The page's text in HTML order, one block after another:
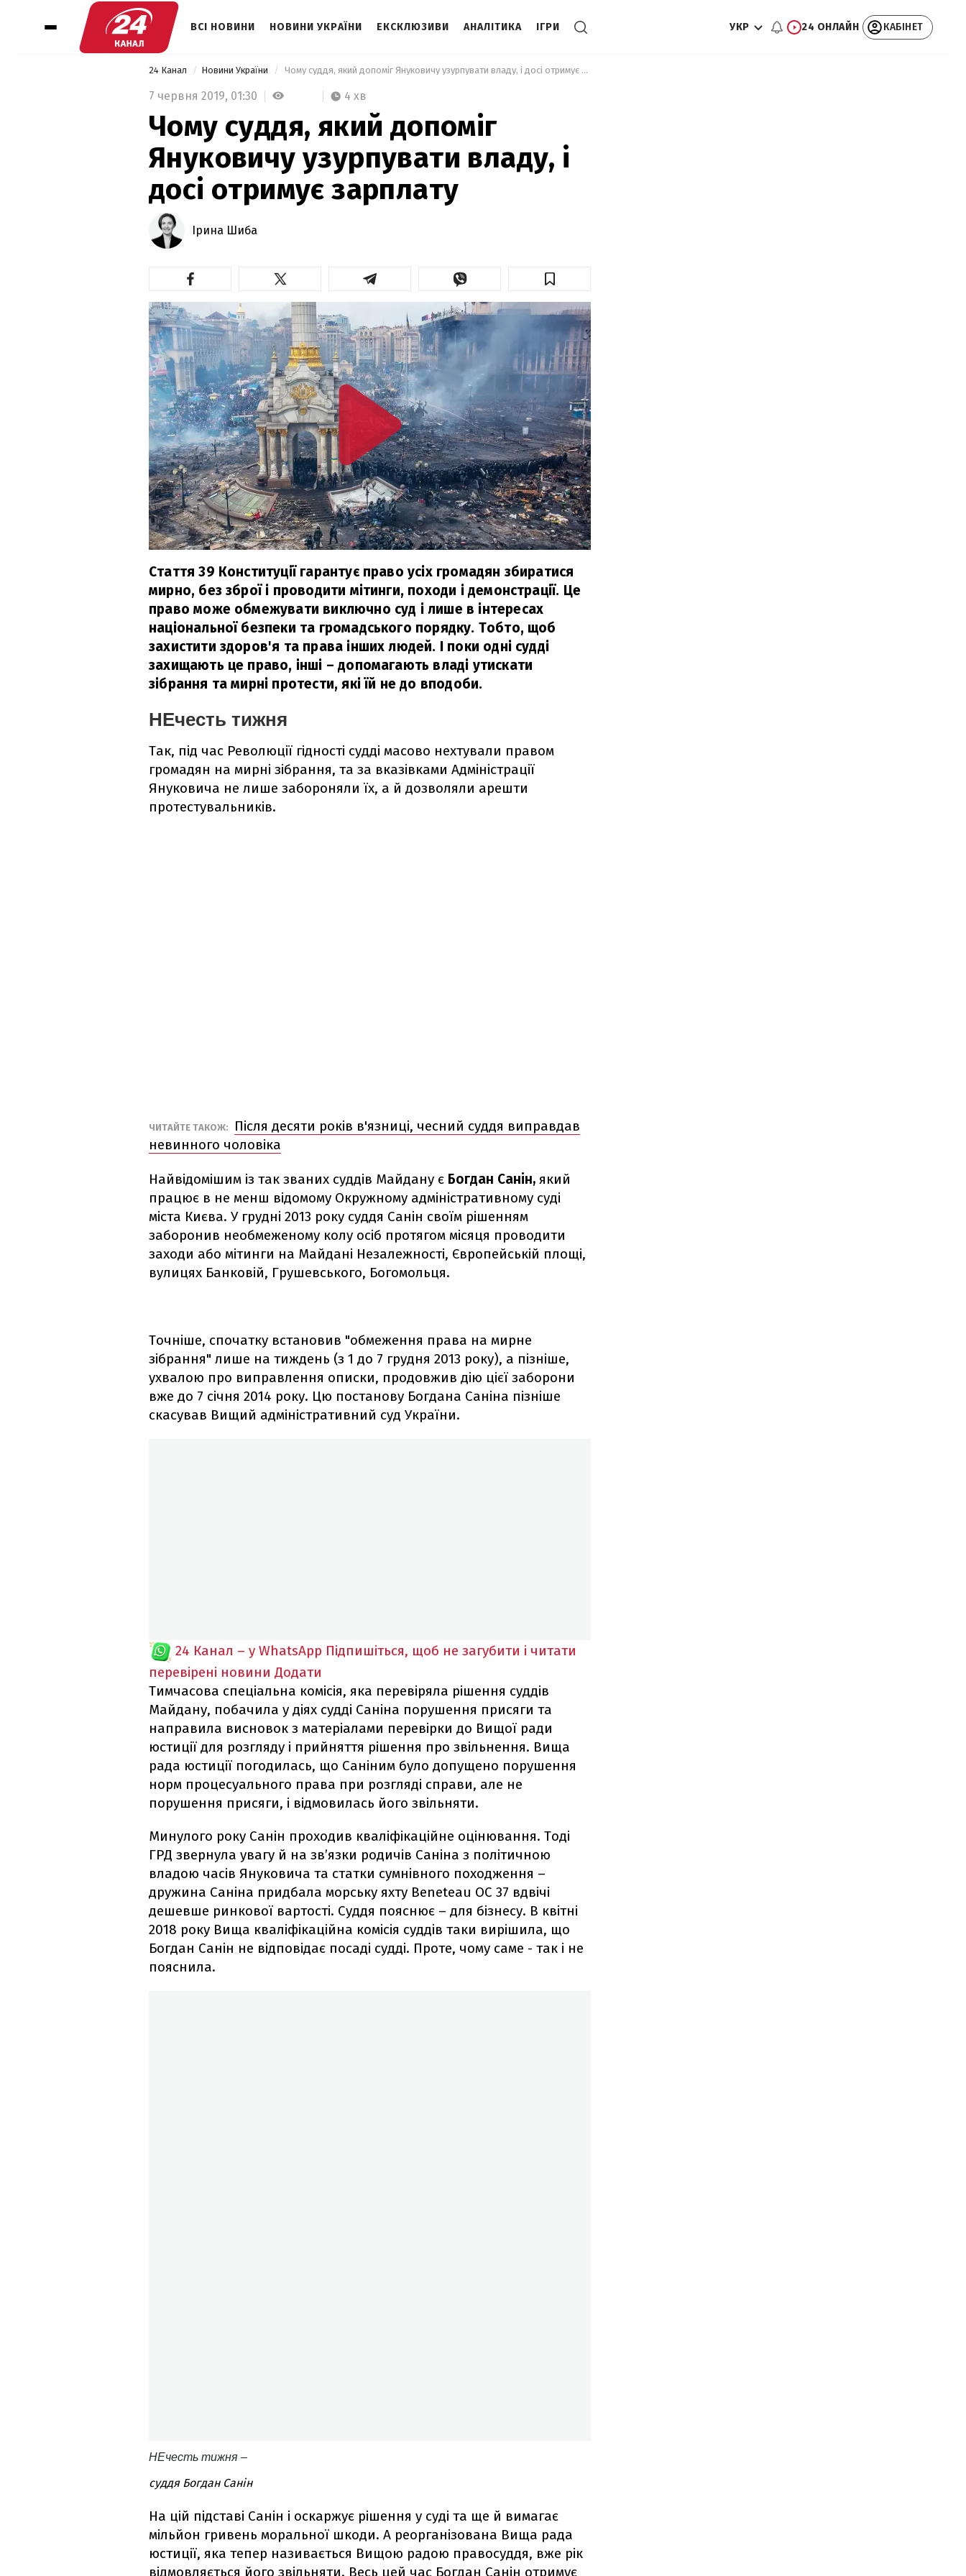
ВСІ НОВИНИ НОВИНИ УКРАЇНИ ЕКСКЛЮЗИВИ АНАЛІТИКА ІГРИ УКР 24 ОНЛАЙН КАБІНЕТ
24 Канал Новини України Чому суддя, який допоміг Януковичу узурпувати владу, і досі отримує зарплату
7 червня 2019, 01:30 4 хв
Чому суддя, який допоміг
Януковичу узурпувати владу, і
досі отримує зарплату
Ірина Шиба
Стаття 39 Конституції гарантує право усіх громадян збиратися
мирно, без зброї і проводити мітинги, походи і демонстрації. Це
право може обмежувати виключно суд і лише в інтересах
національної безпеки та громадського порядку. Тобто, щоб
захистити здоров'я та права інших людей. І поки одні судді
захищають це право, інші – допомагають владі утискати
зібрання та мирні протести, які їй не до вподоби.
НЕчесть тижня
Так, під час Революції гідності судді масово нехтували правом
громадян на мирні зібрання, та за вказівками Адміністрації
Януковича не лише забороняли їх, а й дозволяли арешти
протестувальників.
ЧИТАЙТЕ ТАКОЖ:
Після десяти років в'язниці, чесний суддя виправдав
невинного чоловіка
Найвідомішим із так званих суддів Майдану є Богдан Санін, який
працює в не менш відомому Окружному адміністративному суді
міста Києва. У грудні 2013 року суддя Санін своїм ​рішенням
заборонив необмеженому колу осіб протягом місяця проводити
заходи або мітинги на Майдані Незалежності, Європейській площі,
вулицях Банковій, Грушевського, Богомольця.
Точніше, спочатку встановив "обмеження права на мирне
зібрання" лише на тиждень (з 1 до 7 грудня 2013 року), а пізніше,
ухвалою​ про виправлення описки, продовжив дію цієї заборони
вже до 7 січня 2014 року. Цю постанову Богдана Саніна пізніше
скасував Вищий адміністративний суд України.
24 Канал – у WhatsApp Підпишіться, щоб не загубити і читати
перевірені новини Додати
Тимчасова спеціальна комісія, яка перевіряла рішення суддів
Майдану, побачила у діях судді Саніна порушення присяги та
направила висновок з матеріалами перевірки до Вищої ради
юстиції для розгляду і прийняття рішення про звільнення. Вища
рада юстиції погодилась, що Саніним було допущено порушення
норм процесуального права при розгляді справи, але не
порушення присяги, і відмовилась його звільняти.
Минулого року Санін проходив кваліфікаційне оцінювання. Тоді
ГРД звернула увагу й на зв’язки родичів Саніна з політичною
владою часів Януковича та статки сумнівного походження –
дружина Саніна придбала морську яхту Beneteau OC 37 вдвічі
дешевше ринкової вартості. Суддя пояснює – для бізнесу. В квітні
2018 року Вища кваліфікаційна комісія суддів таки вирішила, що
Богдан Санін не відповідає посаді судді. Проте, чому саме - так і не
пояснила.
НЕчесть тижня –
суддя Богдан Санін
На цій підставі Санін і оскаржує рішення у суді та ще й вимагає
мільйон гривень моральної шкоди. А реорганізована Вища рада
юстиції, яка тепер називається Вищою радою правосуддя, вже рік
відмовляється його звільняти. Весь цей час Богдан Санін отримує